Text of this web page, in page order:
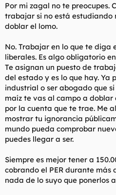
Por mi zagal no te preocupes.
trabajar si no está
doblar el lomo.
No. Trabajar en lo que te diga
liberales. Es algo obligatorio
Te asignan un puesto de
del estado y es lo que hay. Ya
industrial o ser abogado que
maíz te vas al campo a
por la cuenta que te trae. Me
mostrar tu ignorancia
mundo pueda comprobar
puedes llegar a ser.
Siempre es mejor tener a
cobrando el PER durante más
nada de lo suyo que ponerlos